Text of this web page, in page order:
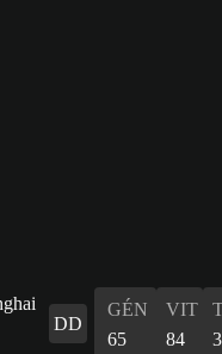
DD
GÉN
65
VIT
84